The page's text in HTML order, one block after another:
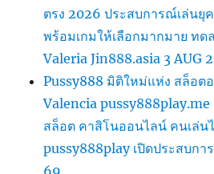
ตรง 2026 ประสบการณ์เล่นยุ
พร้อมเกมให้เลือกมากมาย ทด
Valeria Jin888.asia 3 AUG
Pussy888 มิติใหม่แห่ง สล็อต
Valencia pussy888play.me
สล็อต คาสิโนออนไลน์ คนเล่
pussy888play เปิดประสบก
69